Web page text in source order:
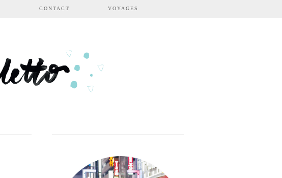
CONTACT VOYAGES